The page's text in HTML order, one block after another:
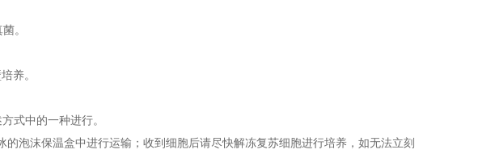
。
养。
式中的一种进行。
泡沫保温盒中进行运输；收到细胞后请尽快解冻复苏细胞进行培养，如无法立刻